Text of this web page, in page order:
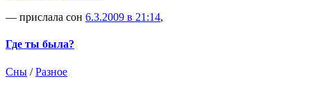
— прислала сон 6.3.2009 в 21:14,
Где ты была?
Сны /Разное